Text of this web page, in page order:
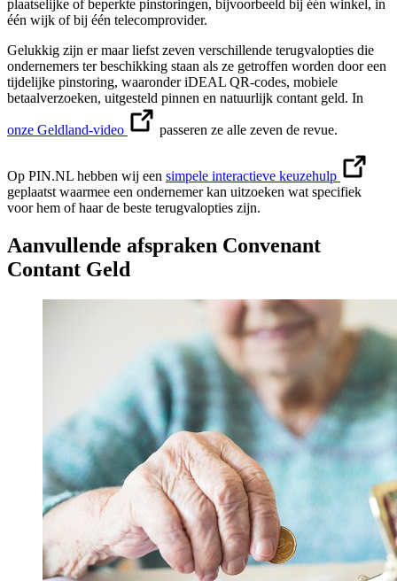
plaatselijke of beperkte pinstoringen, bijvoorbeeld bij één winkel, in
één wijk of bij één telecomprovider.
Gelukkig zijn er maar liefst zeven verschillende terugvalopties die
ondernemers ter beschikking staan als ze getroffen worden door een
tijdelijke pinstoring, waaronder iDEAL QR-codes, mobiele
betaalverzoeken, uitgesteld pinnen en natuurlijk contant geld. In
onze Geldland-video passeren ze alle zeven de revue.
Op PIN.NL hebben wij een simpele interactieve keuzehulp
geplaatst waarmee een ondernemer kan uitzoeken wat specifiek
voor hem of haar de beste terugvalopties zijn.
Aanvullende afspraken Convenant
Contant Geld